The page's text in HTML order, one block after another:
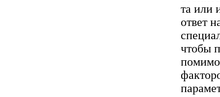
та или
ответ
чтобы
помимо